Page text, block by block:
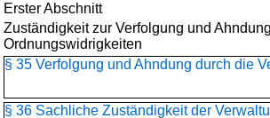
Erster Abschnitt
Zuständigkeit zur Verfolgung und
Ordnungswidrigkeiten
§ 35 Verfolgung und Ahndung durch die
§ 36 Sachliche Zuständigkeit der